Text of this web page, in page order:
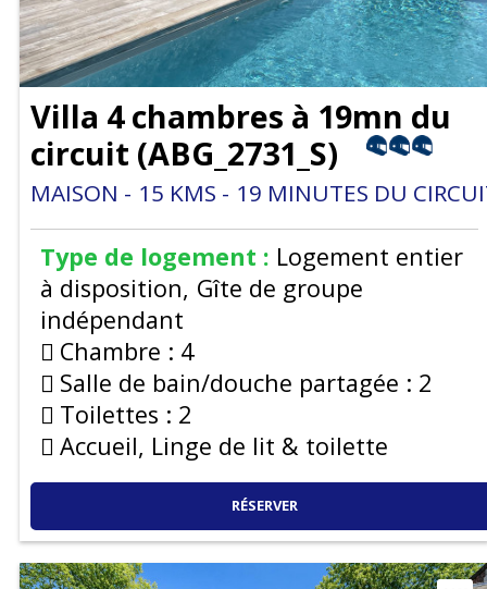
Villa 4 chambres à 19mn du
circuit (ABG_2731_S)
MAISON 15 KMS 19 MINUTES DU
Type de logement : Logement entier
à disposition Gîte de groupe
indépendant
Chambre : 4
Salle de bain/douche partagée : 2
Toilettes : 2
Accueil, Linge de lit & toilette
RÉSERVER